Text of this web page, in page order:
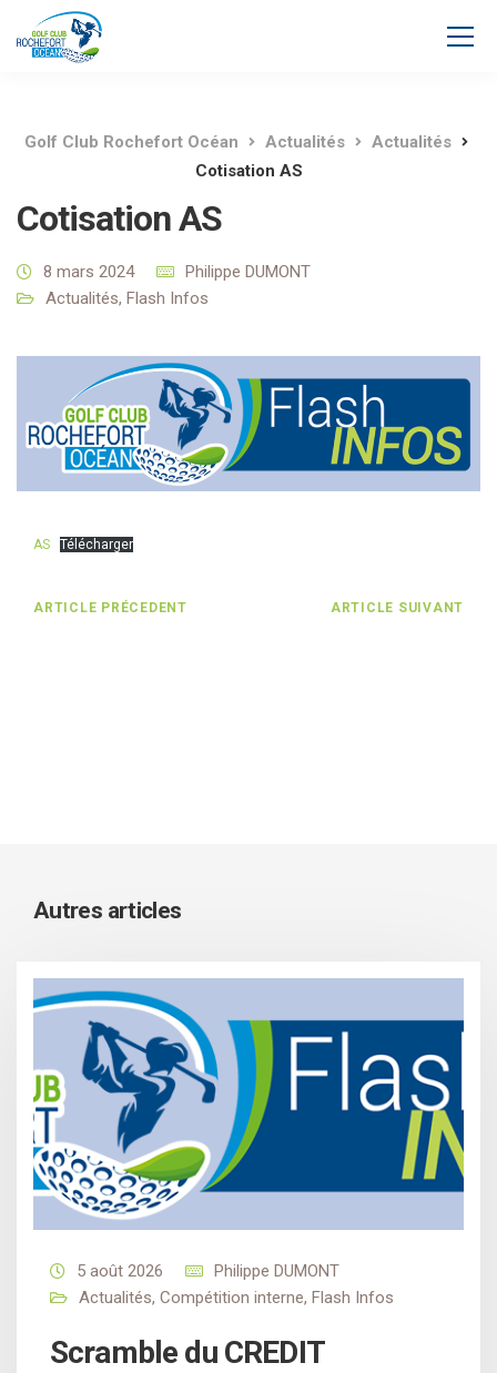
Golf Club Rochefort Océan Actualités
Actualités
Cotisation AS
Cotisation AS
8 mars 2024
Philippe DUMONT
Actualités, Flash Infos
AS Télécharger
ARTICLE PRÉCEDENT ARTICLE SUIVANT
Autres articles
5 août 2026
Philippe DUMONT
Actualités, Compétition interne, Flash Infos
Scramble du CREDIT